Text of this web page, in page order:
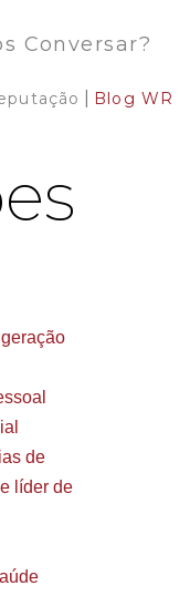
Conversar?
Blog WR
de
líder de